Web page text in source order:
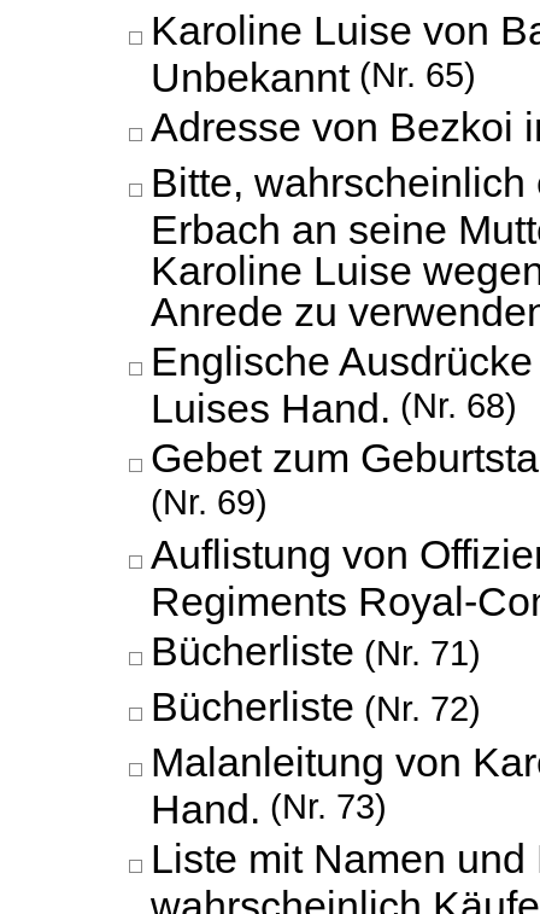
Karoline Luise von
Unbekannt (Nr. 65)
Adresse von Bezkoi
Bitte,
Erbach an seine
Karoline Luise
Anrede zu
Englische
Luises Hand. (Nr. 68)
Gebet zum
(Nr. 69)
Auflistung von
Regiments Royal-
Bücherliste (Nr. 71)
Bücherliste (Nr. 72)
Malanleitung von
Hand. (Nr. 73)
Liste mit Namen und
wahrscheinlich